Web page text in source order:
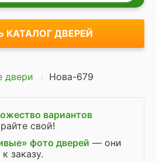
КАТАЛОГ ДВЕРЕЙ
двери Нова-679
вариантов
свой!
фото дверей — они
заказу.